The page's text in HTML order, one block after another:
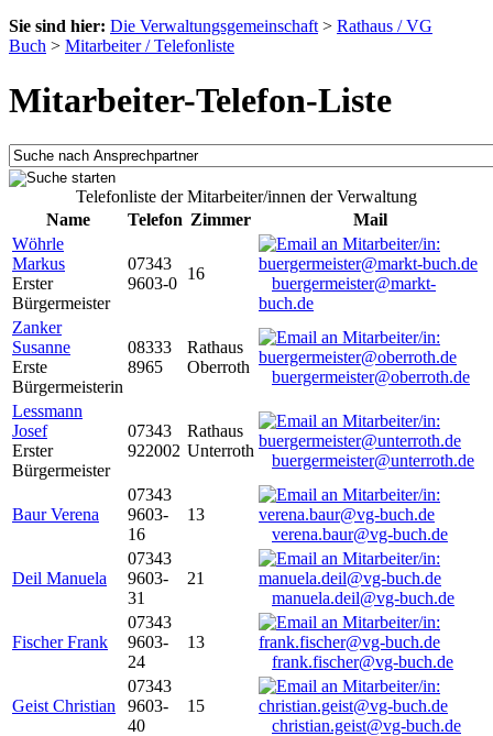
Sie sind hier: Die Verwaltungsgemeinschaft > Rathaus / VG
Buch > Mitarbeiter / Telefonliste
Mitarbeiter-Telefon-Liste
Telefonliste der Mitarbeiter/innen der Verwaltung
Name
Telefon Zimmer
Mail
Wöhrle
Markus
Erster
Bürgermeister
07343
9603-0
16
buergermeister@markt-
buch.de
Zanker
Susanne
Erste
Bürgermeisterin
08333
8965
Rathaus
Oberroth
buergermeister@oberroth.de
Lessmann
Josef
Erster
Bürgermeister
07343
922002
Rathaus
Unterroth
buergermeister@unterroth.de
Baur Verena
07343
9603-
16
13
verena.baur@vg-buch.de
Deil Manuela
07343
9603-
31
21
manuela.deil@vg-buch.de
Fischer Frank
07343
9603-
24
13
frank.fischer@vg-buch.de
Geist Christian
07343
9603-
40
15
christian.geist@vg-buch.de